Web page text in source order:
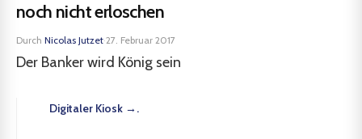
noch nicht erloschen
Durch Nicolas Jutzet·27. Februar 2017
Der Banker wird König sein
Digitaler Kiosk →.